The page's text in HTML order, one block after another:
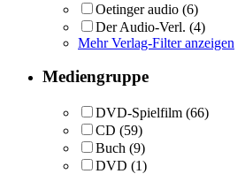
Oetinger audio (6)
Der Audio-Verl. (4)
Mehr Verlag-Filter anzeigen
Mediengruppe
DVD-Spielfilm (66)
CD (59)
Buch (9)
DVD (1)